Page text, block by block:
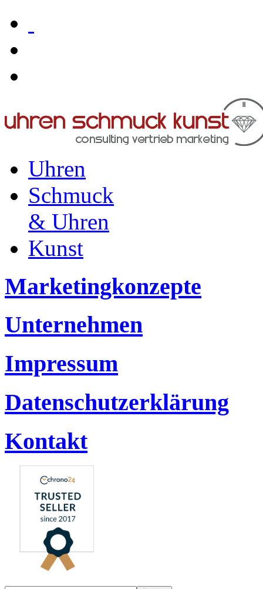
Uhren
Schmuck
& Uhren
Kunst
Marketingkonzepte
Unternehmen
Impressum
Datenschutzerklärung
Kontakt